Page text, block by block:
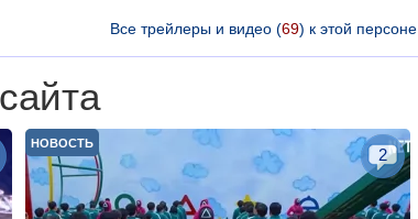
Все трейлеры и видео (69) к этой персоне
НОВОСТЬ
2